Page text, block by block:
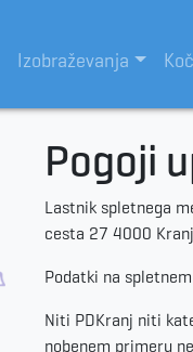
Izobraževanja
Pogoji
Lastnik spletnega
cesta 27 4000
Podatki na
Niti PDKranj niti
nobenem primeru